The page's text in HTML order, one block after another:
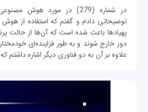
در شماره (279) در مورد هوش
توضیحاتی دادم و گفتم که استفاده از
پهپادها باعث شده است که آن‌ها از حالت
دور خارج شوند و به طور فزاینده‌ای
علاوه بر آن به دو فناوری دیگر اشاره داشتم